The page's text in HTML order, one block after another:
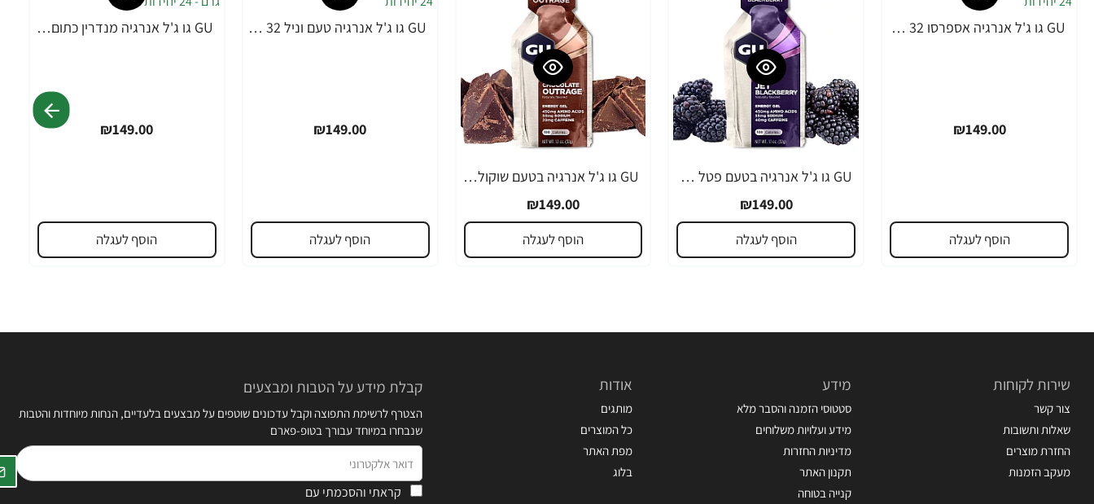
GU גו ג'ל אנרגיה אספרסו 32 גרם - 24 יחידות
₪149.00
הוסף לעגלה
GU גו ג'ל אנרגיה בטעם פטל שחור 32 גרם - 24 יחידות
₪149.00
הוסף לעגלה
GU גו ג'ל אנרגיה בטעם שוקולד 32 גרם - 24 יחידות
₪149.00
הוסף לעגלה
GU גו ג'ל אנרגיה טעם וניל 32 גרם - 24 יחידות
₪149.00
הוסף לעגלה
GU גו ג'ל אנרגיה מנדרין כתום 32 גרם - 24 יחידות
₪149.00
הוסף לעגלה
שירות לקוחות
צור קשר
שאלות ותשובות
החזרת מוצרים
מעקב הזמנות
מידע
סטטוסי הזמנה והסבר מלא
מידע ועלויות משלוחים
מדיניות החזרות
תקנון האתר
קנייה בטוחה
אודות
מותגים
כל המוצרים
מפת האתר
בלוג
קבלת מידע על הטבות ומבצעים
הצטרף לרשימת התפוצה וקבל עדכונים שוטפים על מבצעים בלעדיים, הנחות מיוחדות והטבות
שנבחרו במיוחד עבורך בטופ-פארם
אלקטרוני
קראתי והסכמתי עם